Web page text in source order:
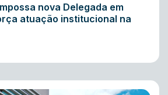
nova Delegada em
atuação institucional na